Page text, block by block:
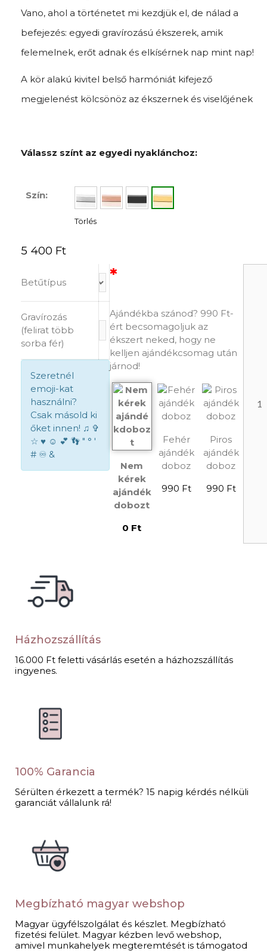
Vano, ahol a történetet mi kezdjük el, de nálad a
befejezés: egyedi gravírozású ékszerek, amik
felemelnek, erőt adnak és elkísérnek nap mint nap!
A kör alakú kivitel belső harmóniát kifejező
megjelenést kölcsönöz az ékszernek és viselőjének
Válassz színt az egyedi nyaklánchoz:
Szín:
Törlés
5 400 Ft
Betűtípus
Gravírozás
(felirat több
sorba fér)
Szeretnél
emoji-kat
használni?
Csak másold ki
őket innen! ♫ ✞
☆ ♥ ☺ 💕 👣 " ° '
# ♾ &
*
Ajándékba szánod? 990 Ft-
ért becsomagoljuk az
ékszert neked, hogy ne
kelljen ajándékcsomag után
járnod!
Nem
kérek
ajándék
dobozt
0 Ft
Fehér
ajándék
doboz
990 Ft
Piros
ajándék
doboz
990 Ft
Házhozszállítás
16.000 Ft feletti vásárlás esetén a házhozszállítás
ingyenes.
100% Garancia
Sérülten érkezett a termék? 15 napig kérdés nélküli
garanciát vállalunk rá!
Megbízható magyar webshop
Magyar ügyfélszolgálat és készlet. Megbízható
fizetési felület. Magyar kézben levő webshop,
amivel munkahelyek megteremtését is támogatod​